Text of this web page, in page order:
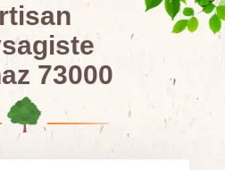
73000